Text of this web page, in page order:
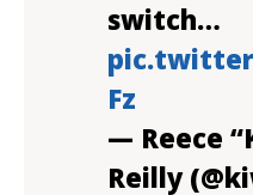
switch…
Fz
— Reece
Reilly